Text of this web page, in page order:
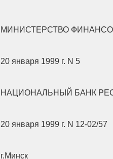
МИНИСТЕРСТВО
20 января 1999 г. N 5
НАЦИОНАЛЬНЫЙ БАНК
20 января 1999 г. N 12-02/57
г.Минск